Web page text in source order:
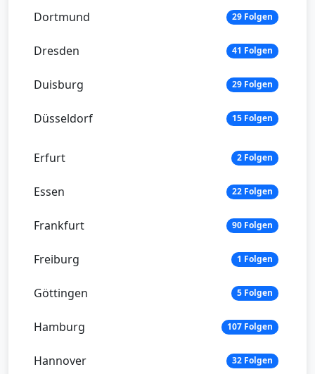
Dortmund 29 Folgen
Dresden 41 Folgen
Duisburg 29 Folgen
Düsseldorf 15 Folgen
Erfurt 2 Folgen
Essen 22 Folgen
Frankfurt 90 Folgen
Freiburg 1 Folgen
Göttingen 5 Folgen
Hamburg 107 Folgen
Hannover 32 Folgen